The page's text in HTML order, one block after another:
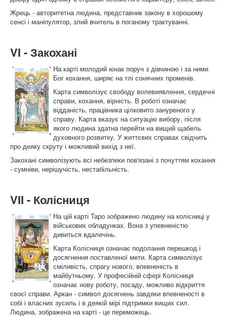
Жрець - авторитетна людина, представник закону в хорошому
сенсі і маніпулятор, злий вчитель в поганому трактуванні.
VI - Закохані
На карті молодий юнак поруч з дівчиною і за ними
Бог кохання, ширяє на тлі сонячних променів.
Карта символізує свободу волевиявлення, сердечні
справи, кохання, вірність. В роботі означає
відданість, працівника цілковито зануреного у
справу. Карта вказує на ситуацію вибору, після
якого людина здатна перейти на вищий щабель
духовного розвитку. У життєвих справах свідчить
про деяку скруту і можливий вихід з неї.
Закохані символізують всі небезпеки пов'язані з почуттям кохання
- сумніви, нерішучість, нестабільність.
VII - Колісниця
На цій карті Таро зображено людину на колісниці у
військових обладунках. Вона з упевненістю
дивиться вдалечінь.
Карта Колісниця означає подолання перешкод і
досягнення поставленої мети. Карта символізує
сміливість, спрагу нового, впевненість в
майбутньому. У професійній сфері Колісниця
означає нову роботу, посаду, можливо відкриття
своєї справи. Аркан - символ досягнень завдяки впевненості в
собі і власних зусиль і в деякій мірі підтримки вищих сил.
Людина, зображена на карті - це переможець.